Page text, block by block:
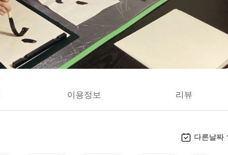
이용정보 리뷰
다른날짜